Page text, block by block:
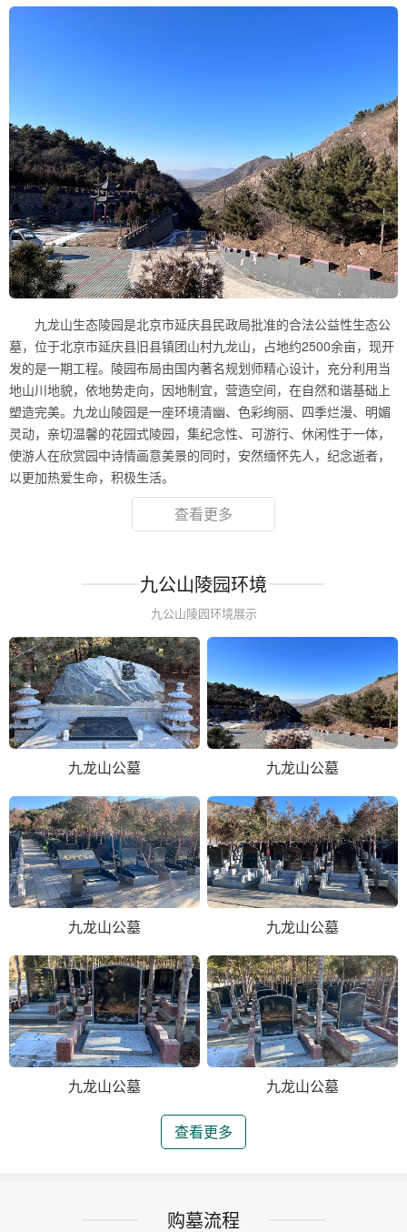
九龙山生态陵园是北京市延庆县民政局批准的合法公益性生态公
墓，位于北京市延庆县旧县镇团山村九龙山，占地约2500余亩，现开
发的是一期工程。陵园布局由国内著名规划师精心设计，充分利用当
地山川地貌，依地势走向，因地制宜，营造空间，在自然和谐基础上
塑造完美。九龙山陵园是一座环境清幽、色彩绚丽、四季烂漫、明媚
灵动，亲切温馨的花园式陵园，集纪念性、可游行、休闲性于一体，
使游人在欣赏园中诗情画意美景的同时，安然缅怀先人，纪念逝者，
以更加热爱生命，积极生活。
查看更多
九公山陵园环境
九公山陵园环境展示
九龙山公墓 九龙山公墓
九龙山公墓 九龙山公墓
九龙山公墓 九龙山公墓
查看更多
购墓流程